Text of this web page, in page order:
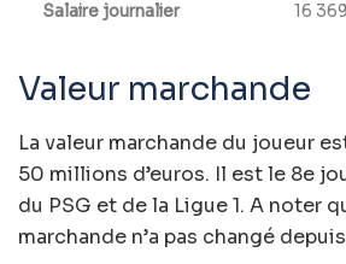
Salaire journalier
16
Valeur marchande
La valeur marchande du joueur
50 millions d’euros. Il est le 8e
du PSG et de la Ligue 1. A noter
marchande n’a pas changé